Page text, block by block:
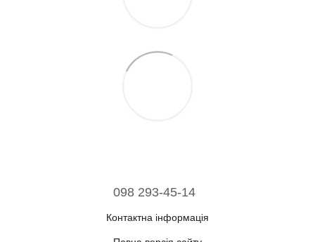
098 293-45-14
Контактна інформація